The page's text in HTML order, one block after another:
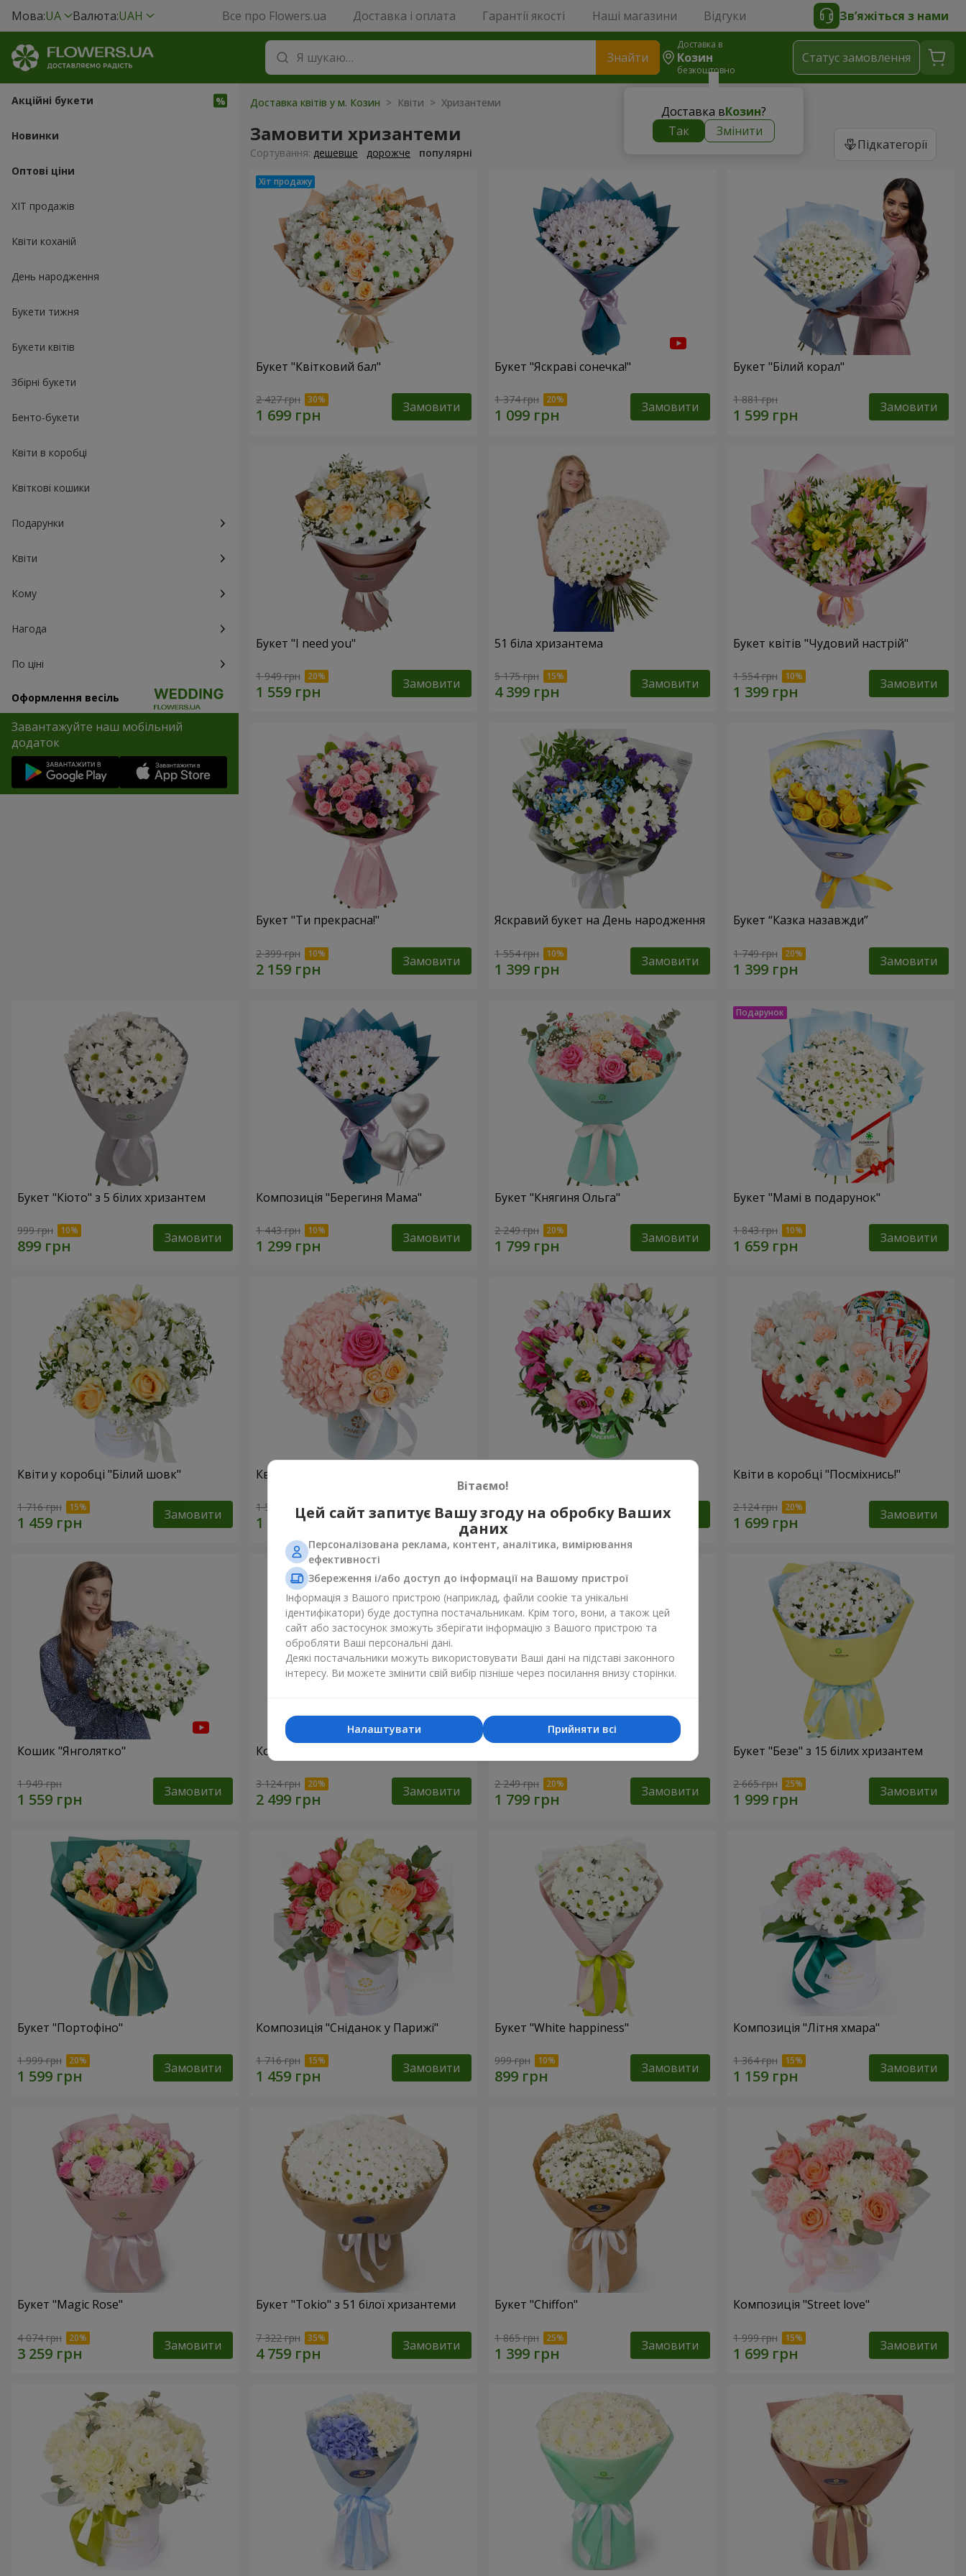
Мова:UA Валюта:UAH Все про Flowers.ua Доставка і оплата Гарантії якості Наші магазини Відгуки Зв’яжіться з нами
Знайти
Доставка в
Козин
безкоштовно
Доставка вКозин?
Так
Змінити
Статус замовлення
Акційні букети
Новинки
Оптові ціни
ХІТ продажів
Квіти коханій
День народження
Букети тижня
Букети квітів
Збірні букети
Бенто-букети
Квіти в коробці
Квіткові кошики
Подарунки
Квіти
Кому
Нагода
По ціні
Оформлення весіль
Завантажуйте наш мобільний
додаток
Доставка квітів у м. Козин > Квіти > Хризантеми
Замовити хризантеми Підкатегорії
Сортування: дешевше дорожче популярні
Букет "Квітковий бал"
2 427 грн Замовити
Букет "Яскраві сонечка!"
1 374 грн Замовити
Букет "Білий корал"
1 881 грн Замовити
Букет "I need you"
1 949 грн Замовити
51 біла хризантема
5 175 грн Замовити
Букет квітів "Чудовий настрій"
1 554 грн Замовити
Букет "Ти прекрасна!"
2 399 грн Замовити
Яскравий букет на День народження
1 554 грн Замовити
Букет “Казка назавжди”
1 749 грн Замовити
Букет "Кіото" з 5 білих хризантем
999 грн Замовити
Композиція "Берегиня Мама"
1 443 грн Замовити
Букет "Княгиня Ольга"
2 249 грн Замовити
Букет "Мамі в подарунок"
1 843 грн Замовити
Квіти у коробці "Білий шовк"
1 716 грн Замовити
Квіти в коробці "Щастя не оминеш"
1 599 грн Замовити 954 грн Замовити
Квіти в коробці "Посміхнись!"
2 124 грн Замовити
Кошик "Янголятко"
1 949 грн Замовити
Кошик "Закоханий сад"
3 124 грн Замовити 2 249 грн Замовити
Букет "Безе" з 15 білих хризантем
2 665 грн Замовити
Букет "Портофіно"
1 999 грн Замовити
Композиція "Сніданок у Парижі"
1 716 грн Замовити
Букет "White happiness"
999 грн Замовити
Композиція "Літня хмара"
1 364 грн Замовити
Букет "Magic Rose"
4 074 грн Замовити
Букет "Tokio" з 51 білої хризантеми
7 322 грн Замовити
Букет "Chiffon"
1 865 грн Замовити
Композиція "Street love"
1 999 грн Замовити
Вітаємо!
Цей сайт запитує Вашу згоду на обробку Ваших
даних
Персоналізована реклама, контент, аналітика, вимірювання
ефективності
Збереження і/або доступ до інформації на Вашому пристрої
Інформація з Вашого пристрою (наприклад, файли cookie та унікальні
ідентифікатори) буде доступна постачальникам. Крім того, вони, а також цей
сайт або застосунок зможуть зберігати інформацію з Вашого пристрою та
обробляти Ваші персональні дані.
Деякі постачальники можуть використовувати Ваші дані на підставі законного
інтересу. Ви можете змінити свій вибір пізніше через посилання внизу сторінки.
Прийняти всі
Налаштувати